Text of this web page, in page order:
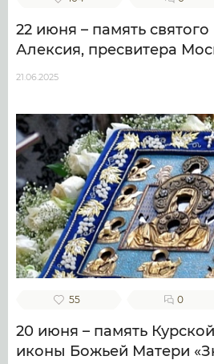
22 июня – память
Алексия, пресвитера
21.06.2025
55 0
20 июня – память
иконы Божьей Матери